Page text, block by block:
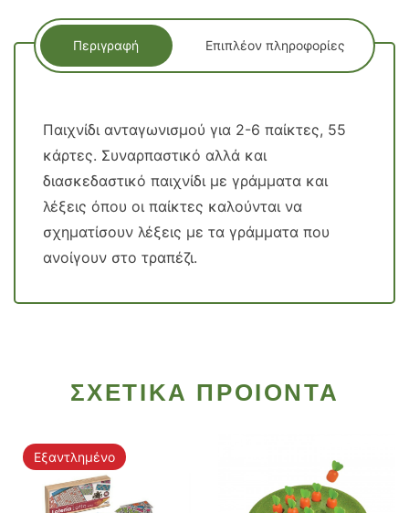
Περιγραφή Επιπλέον πληροφορίες
Παιχνίδι ανταγωνισμού για 2-6 παίκτες, 55
κάρτες. Συναρπαστικό αλλά και
διασκεδαστικό παιχνίδι με γράμματα και
λέξεις όπου οι παίκτες καλούνται να
σχηματίσουν λέξεις με τα γράμματα που
ανοίγουν στο τραπέζι.
ΣΧΕΤΙΚΑ ΠΡΟΙΟΝΤΑ
Εξαντλημένο